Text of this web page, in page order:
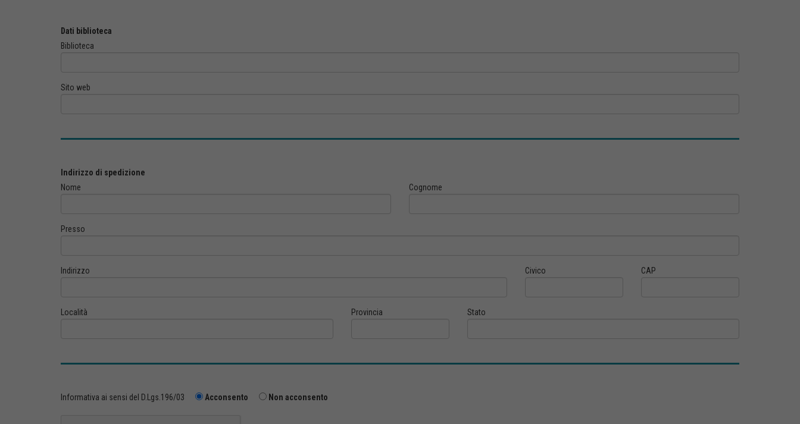
Dati biblioteca
Biblioteca
Sito web
Indirizzo di spedizione
Nome
Cognome
Presso
Indirizzo Civico CAP
Località Provincia Stato
Informativa ai sensi del D.Lgs.196/03 Acconsento Non acconsento